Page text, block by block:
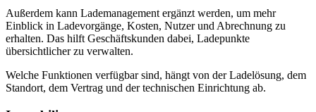
Außerdem kann Lademanagement ergänzt werden, um mehr
Einblick in Ladevorgänge, Kosten, Nutzer und Abrechnung zu
erhalten. Das hilft Geschäftskunden dabei, Ladepunkte
übersichtlicher zu verwalten.
Welche Funktionen verfügbar sind, hängt von der Ladelösung, dem
Standort, dem Vertrag und der technischen Einrichtung ab.